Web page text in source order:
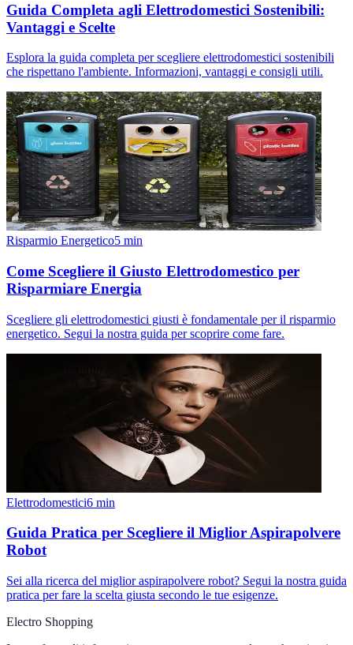
Guida Completa agli Elettrodomestici Sostenibili:
Vantaggi e Scelte
Esplora la guida completa per scegliere elettrodomestici sostenibili
che rispettano l'ambiente. Informazioni, vantaggi e consigli utili.
Risparmio Energetico5 min
Come Scegliere il Giusto Elettrodomestico per
Risparmiare Energia
Scegliere gli elettrodomestici giusti è fondamentale per il risparmio
energetico. Segui la nostra guida per scoprire come fare.
Elettrodomestici6 min
Guida Pratica per Scegliere il Miglior Aspirapolvere
Robot
Sei alla ricerca del miglior aspirapolvere robot? Segui la nostra guida
pratica per fare la scelta giusta secondo le tue esigenze.
Electro Shopping